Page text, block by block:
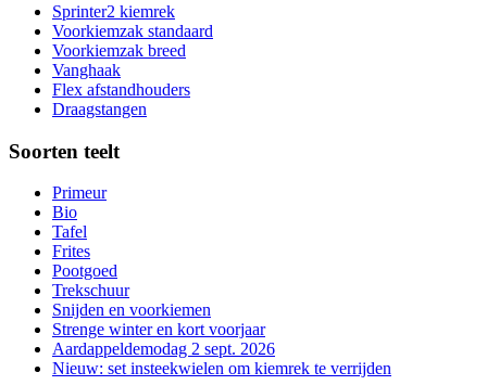
Sprinter2 kiemrek
Voorkiemzak standaard
Voorkiemzak breed
Vanghaak
Flex afstandhouders
Draagstangen
Soorten teelt
Primeur
Bio
Tafel
Frites
Pootgoed
Trekschuur
Snijden en voorkiemen
Strenge winter en kort voorjaar
Aardappeldemodag 2 sept. 2026
Nieuw: set insteekwielen om kiemrek te verrijden